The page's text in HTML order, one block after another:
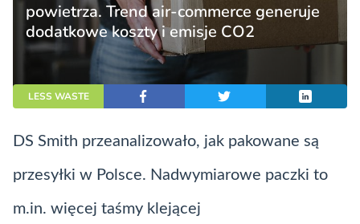
powietrza. Trend air-commerce generuje
dodatkowe koszty i emisje CO2
LESS WASTE
DS Smith przeanalizowało, jak pakowane są
przesyłki w Polsce. Nadwymiarowe paczki to
m.in. więcej taśmy klejącej